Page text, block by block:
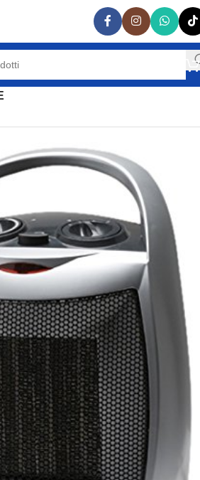
& REFRIGERAZIONE